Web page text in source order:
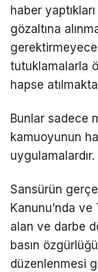
haber
gözaltına
tutuklamalarla
hapse
Bunlar sadece
kamuoyunun
uygulamalardır.
Sansürün
Kanunu’nda ve
alan ve darbe
basın
düzenlenmesi